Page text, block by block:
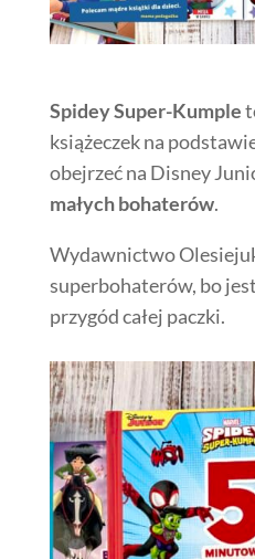
Spidey Super-Kumple
książeczek na
obejrzeć na Disney
małych bohaterów.
Wydawnictwo
superbohaterów, bo
przygód całej paczki.